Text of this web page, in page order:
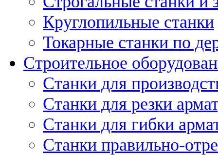
Круглопильные станки
Токарные станки по
Строительное
Станки для
Станки для резки
Станки для гибки
Станки правильно-